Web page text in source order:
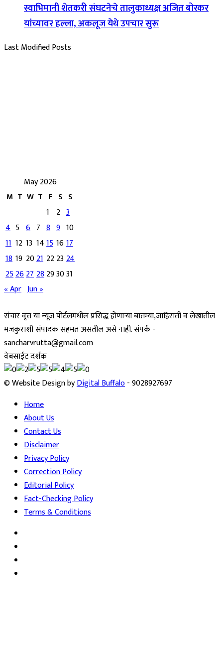
स्वाभिमानी शेतकरी संघटनेचे तालुकाध्यक्ष अजित बोरकर
यांच्यावर हल्ला, अकलूज येथे उपचार सुरू
Last Modified Posts
May 2026
M T W T F S S
1 2 3
4 5 6 7 8 9 10
11 12 13 1415 1617
18 19 2021 2223 24
25262728293031
« Apr Jun »
संचार वृत्त या न्यूज पोर्टलमधील प्रसिद्ध होणाऱ्या बातम्या,जाहिराती व लेखातील
मजकुराशी संपादक सहमत असतील असे नाही. संपर्क -
sancharvrutta@gmail.com
वेबसाईट दर्शक
© Website Design byDigital Buffalo- 9028927697
Home
About Us
Contact Us
Disclaimer
Privacy Policy
Correction Policy
Editorial Policy
Fact-Checking Policy
Terms & Conditions